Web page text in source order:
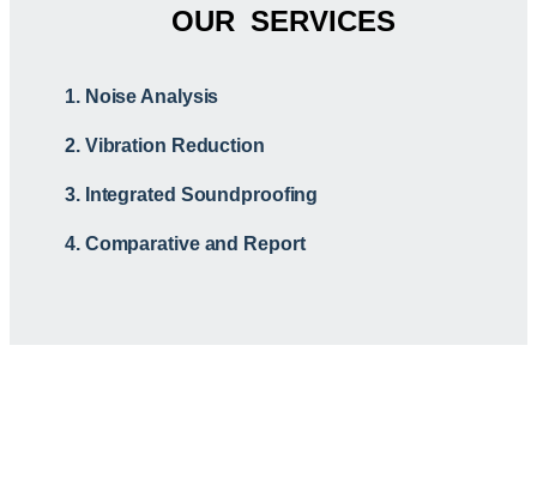
OUR SERVICES
1. Noise Analysis
2. Vibration Reduction
3. Integrated Soundproofing
4. Comparative and Report